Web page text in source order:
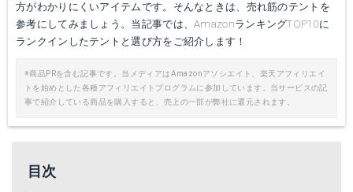
方がわかりにくいアイテムです。そんなときは、売れ筋のテントを
参考にしてみましょう。当記事では、AmazonランキングTOP10に
ランクインしたテントと選び方をご紹介します！
※商品PRを含む記事です。当メディアはAmazonアソシエイト、楽天アフィリエイ
トを始めとした各種アフィリエイトプログラムに参加しています。当サービスの記
事で紹介している商品を購入すると、売上の一部が弊社に還元されます。
目次
Amazonで詳細を見る Amazonで詳細を見る